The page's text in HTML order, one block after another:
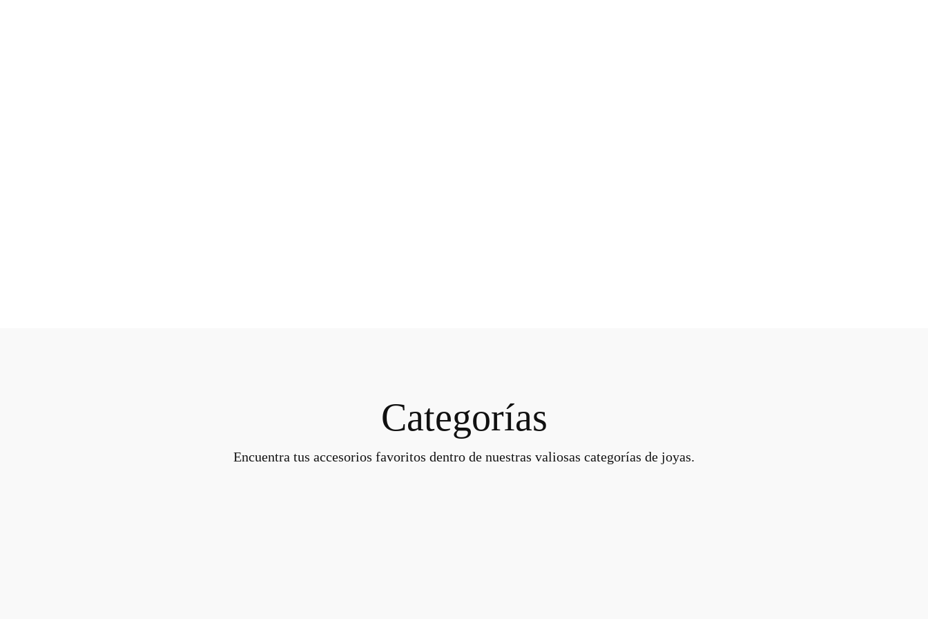
Categorías
Encuentra tus accesorios favoritos dentro de nuestras valiosas categorías de joyas.